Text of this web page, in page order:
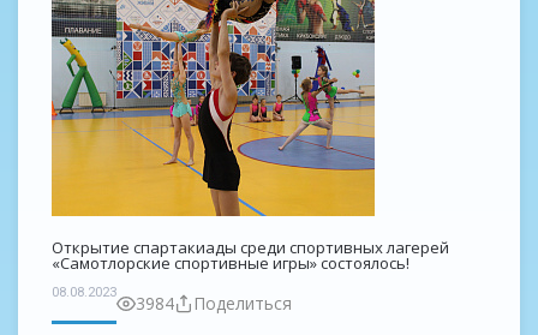
Открытие спартакиады среди спортивных лагерей
«Самотлорские спортивные игры» состоялось!
08.08.2023 3984 Поделиться